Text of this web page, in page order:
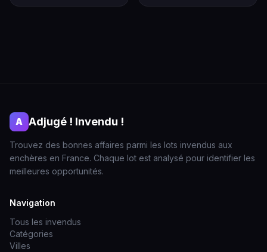
A Adjugé ! Invendu !
Trouvez des bonnes affaires parmi les lots invendus aux
enchères en France. Chaque lot est analysé pour identifier les
meilleures opportunités.
Navigation
Tous les invendus
Catégories
Villes